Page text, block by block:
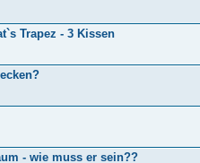
Trapez - 3 Kissen
- wie muss er sein??